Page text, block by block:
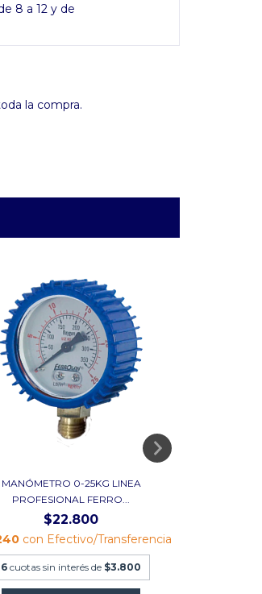
8 a 12 y de
la compra.
MANÓMETRO 0-25KG LINEA
PROFESIONAL FERRO...
$22.800
con Efectivo/Transferencia
6 cuotas sin interés de $3.800